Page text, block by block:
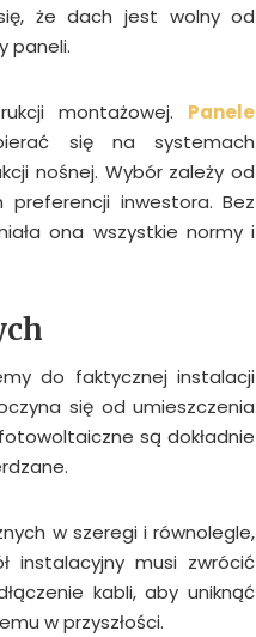
że dach jest wolny od
paneli.
montażowej. Panele
się na systemach
nośnej. Wybór zależy od
preferencji inwestora. Bez
ona wszystkie normy i
do faktycznej instalacji
się od umieszczenia
są dokładnie
w szeregi i równolegle,
instalacyjny musi zwrócić
kabli, aby uniknąć
w przyszłości.